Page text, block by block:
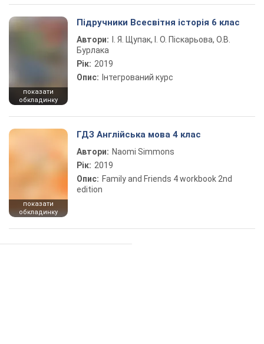
показати
обкладинку
Підручники Всесвітня історія 6 клас
Автори:
І. Я. Щупак, І. О. Піскарьова, О.В.
Бурлака
Рік: 2019
Опис: Інтегрований курс
показати
обкладинку
ГДЗ Англійська мова 4 клас
Автори: Naomi Simmons
Рік: 2019
Опис: Family and Friends 4 workbook 2nd
edition